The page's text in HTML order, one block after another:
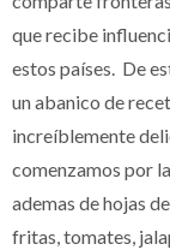
que recibe
estos países. De
un abanico de
increíblemente
comenzamos por
ademas de hojas
fritas, tomates,